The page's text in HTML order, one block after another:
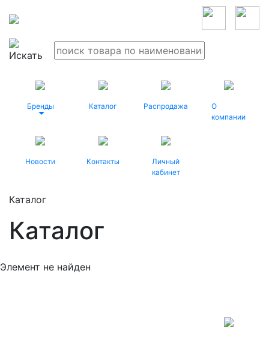
Бренды Каталог Распродажа
О
компании
Новости Контакты
Личный
кабинет
Каталог
Каталог
Элемент не найден